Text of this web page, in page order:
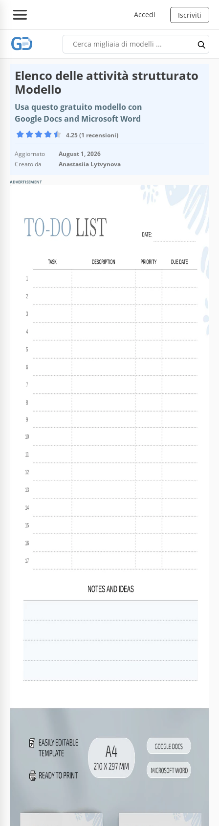
Accedi Iscriviti
Elenco delle attività strutturato
Modello
Usa questo gratuito modello con
Google Docs and Microsoft Word
4.25 (1 recensioni)
Aggiornato
August 1, 2026
Creato da
Anastasiia Lytvynova
ADVERTISEMENT